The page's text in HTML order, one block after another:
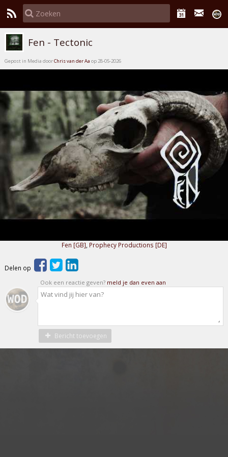
Fen - Tectonic
Gepost in Media doorChris van der Aa op 28-05-2026
Fen [GB] Prophecy Productions [DE]
Delen op
Ook een reactie geven? meld je dan even aan
Bericht toevoegen